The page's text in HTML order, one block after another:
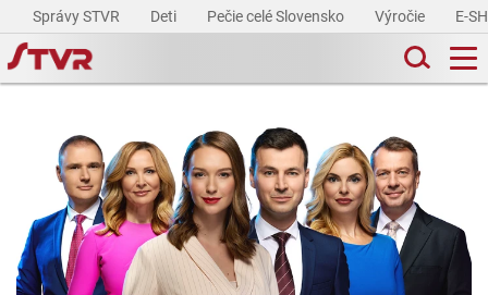
Správy STVR Deti Pečie celé Slovensko Výročie E-